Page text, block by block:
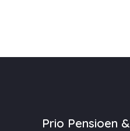
Prio Pensioen &